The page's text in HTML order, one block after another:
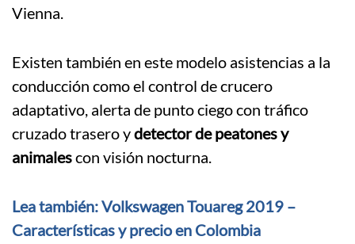
Vienna.
Existen también en este modelo asistencias a la
conducción como el control de crucero
adaptativo, alerta de punto ciego con tráfico
cruzado trasero ydetector de peatones y
animalescon visión nocturna.
Lea también: Volkswagen Touareg 2019 –
Características y precio en Colombia